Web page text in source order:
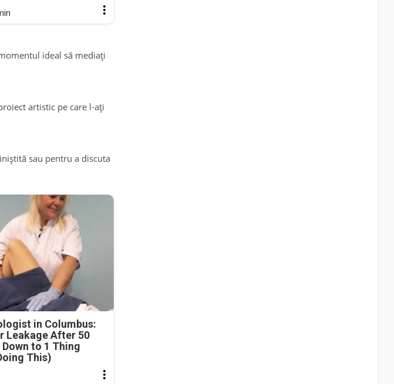
ideal să mediați
artistic pe care l-ați
sau pentru a discuta
in Columbus:
Leakage After 50
Down to 1 Thing
This)